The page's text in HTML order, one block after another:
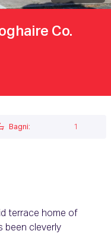
Co.
Bagni: 1
terrace home of
been cleverly